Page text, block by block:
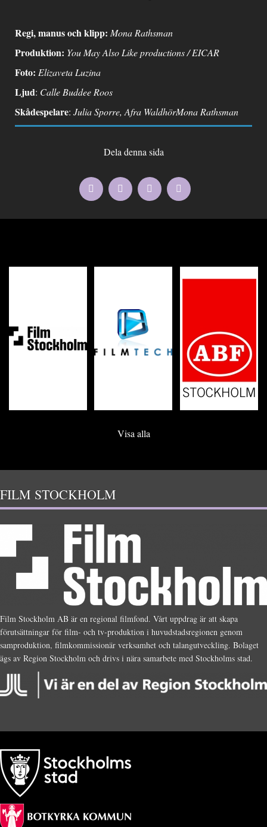
Regi, manus och klipp: Mona Rathsman
Produktion: You May Also Like productions / EICAR
Foto: Elizaveta Luzina
Ljud: Calle Buddee Roos
Skådespelare: Julia Sporre, Afra WaldhörMona Rathsman
Dela denna sida
Visa alla
FILM STOCKHOLM
Film Stockholm AB är en regional filmfond. Vårt uppdrag är att skapa
förutsättningar för film- och tv-produktion i huvudstadsregionen genom
samproduktion, filmkommissionär verksamhet och talangutveckling. Bolaget
ägs av Region Stockholm och drivs i nära samarbete med Stockholms stad.